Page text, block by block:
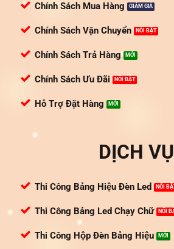
Chính Sách Mua Hàng
Chính Sách Vận Chuyển
Chính Sách Trả Hàng
Chính Sách Ưu Đãi
Hỗ Trợ Đặt Hàng
DỊCH VỤ
Thi Công Bảng Hiệu Đèn Led
Thi Công Bảng Led Chạy Chữ
Thi Công Hộp Đèn Bảng Hiệu